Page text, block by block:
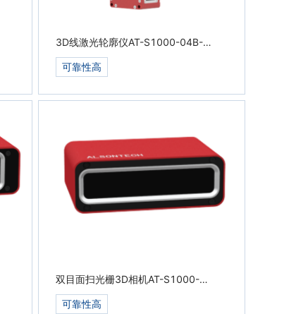
3D线激光轮廓仪AT-S1000-04B-
S600
可靠性高
双目面扫光栅3D相机AT-S1000-
06C-S3
可靠性高